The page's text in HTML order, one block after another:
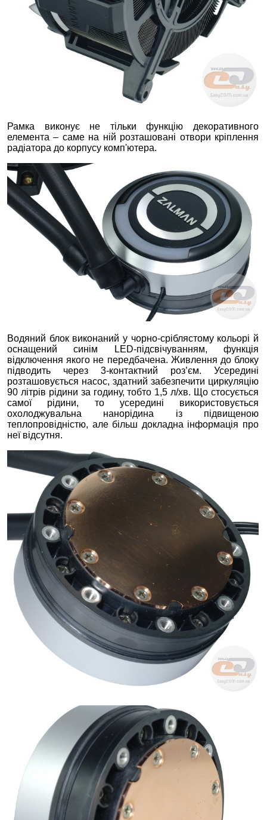
Рамка виконує не тільки функцію декоративного
елемента – саме на ній розташовані отвори кріплення
радіатора до корпусу комп'ютера.
Водяний блок виконаний у чорно-сріблястому кольорі й
оснащений синім LED-підсвічуванням, функція
відключення якого не передбачена. Живлення до блоку
підводить через 3-контактний роз’єм. Усередині
розташовується насос, здатний забезпечити циркуляцію
90 літрів рідини за годину, тобто 1,5 л/хв. Що стосується
самої рідини, то усередині використовується
охолоджувальна нанорідина із підвищеною
теплопровідністю, але більш докладна інформація про
неї відсутня.